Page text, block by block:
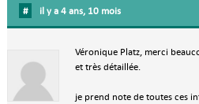
# il y a 4 ans, 10 mois
Véronique Platz, merci
et très détaillée.
je prend note de toutes ces